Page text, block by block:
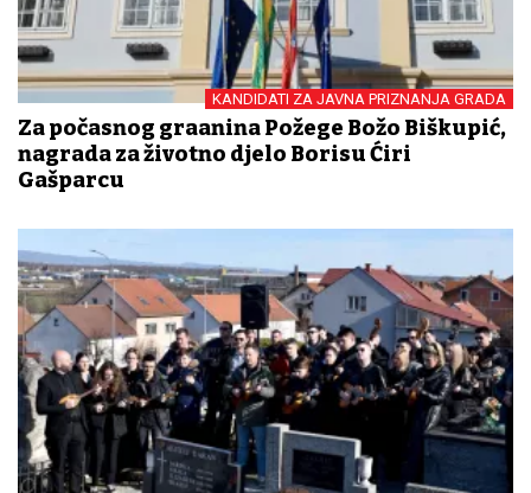
KANDIDATI ZA JAVNA PRIZNANJA GRADA
Za počasnog građanina Požege Božo Biškupić,
nagrada za životno djelo Borisu Ćiri
Gašparcu